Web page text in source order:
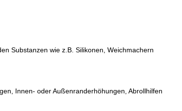
Substanzen wie z.B. Silikonen, Weichmachern
Innen- oder Außenranderhöhungen, Abrollhilfen